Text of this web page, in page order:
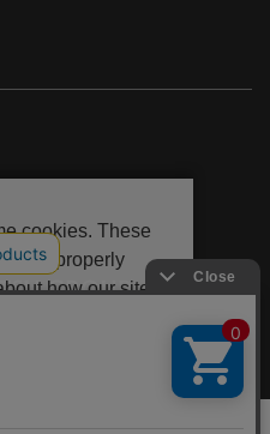
cookies. These
work properly
how our site